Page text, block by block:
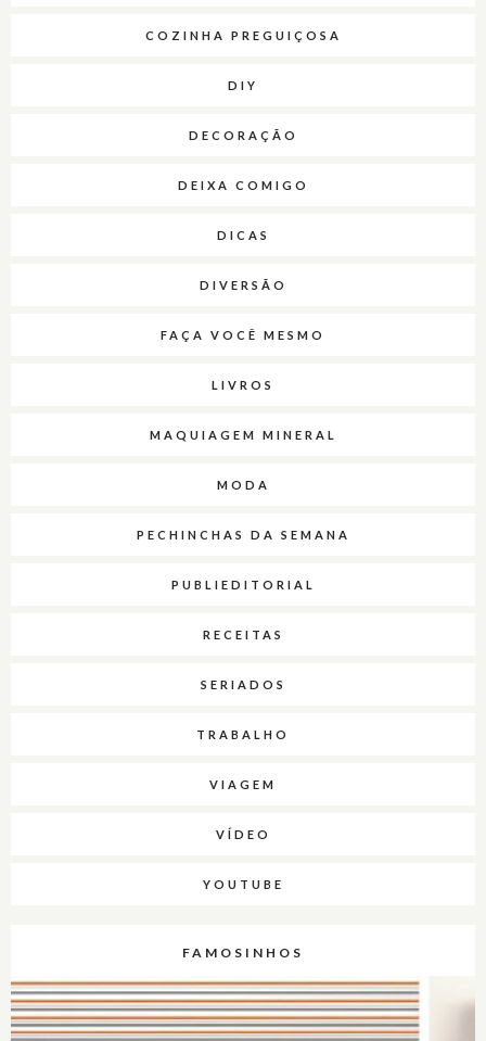
COZINHA PREGUIÇOSA
DIY
DECORAÇÃO
DEIXA COMIGO
DICAS
DIVERSÃO
FAÇA VOCÊ MESMO
LIVROS
MAQUIAGEM MINERAL
MODA
PECHINCHAS DA SEMANA
PUBLIEDITORIAL
RECEITAS
SERIADOS
TRABALHO
VIAGEM
VÍDEO
YOUTUBE
FAMOSINHOS